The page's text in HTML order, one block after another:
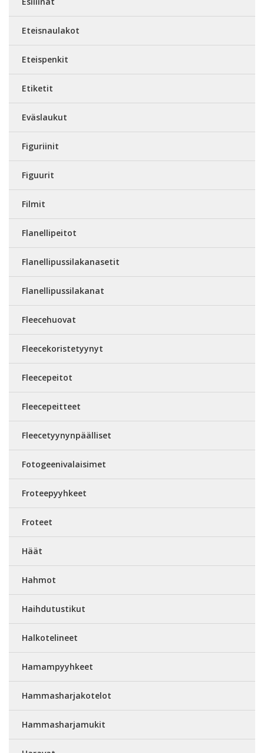
Eteisnaulakot
Eteispenkit
Etiketit
Eväslaukut
Figuriinit
Figuurit
Filmit
Flanellipeitot
Flanellipussilakanasetit
Flanellipussilakanat
Fleecehuovat
Fleecekoristetyynyt
Fleecepeitot
Fleecepeitteet
Fleecetyynynpäälliset
Fotogeenivalaisimet
Froteepyyhkeet
Froteet
Häät
Hahmot
Haihdutustikut
Halkotelineet
Hamampyyhkeet
Hammasharjakotelot
Hammasharjamukit